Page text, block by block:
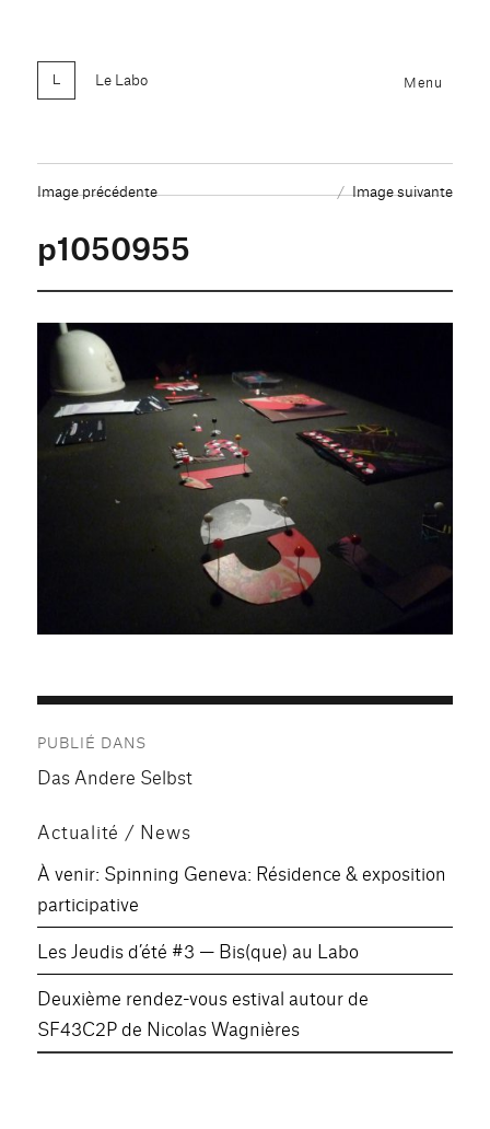
Le Labo Menu
Image précédente Image suivante
p1050955
de
PUBLIÉ DANS
Das Andere Selbst
Actualité / News
À venir: Spinning Geneva: Résidence & exposition
participative
Les Jeudis d’été #3 — Bis(que) au Labo
Deuxième rendez-vous estival autour de
SF43C2P de Nicolas Wagnières